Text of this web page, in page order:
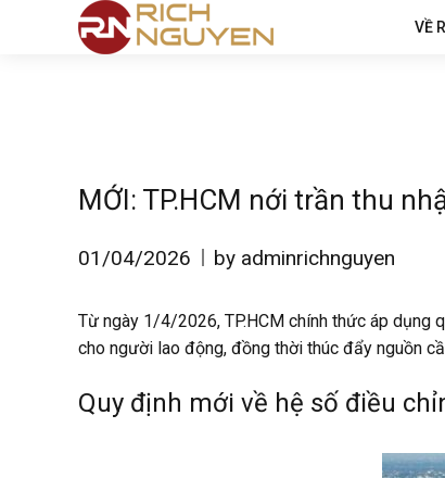
VỀ
MỚI: TP.HCM nới trần thu
01/04/2026 by adminrichnguyen
Từ ngày 1/4/2026, TP.HCM chính thức áp dụng
cho người lao động, đồng thời thúc đẩy nguồn
Quy định mới về hệ số điều